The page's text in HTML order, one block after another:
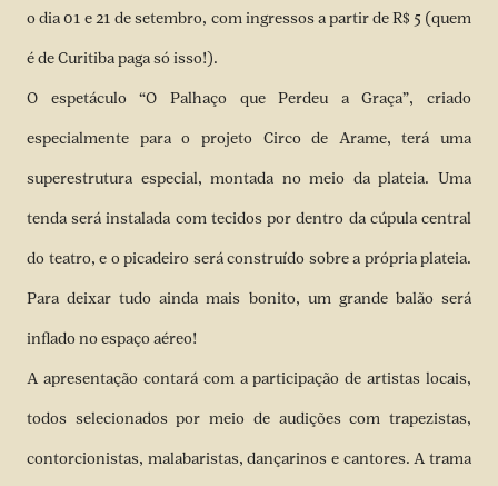
o dia 01 e 21 de setembro, com ingressos a partir de R$ 5 (quem
é de Curitiba paga só isso!).
O espetáculo “O Palhaço que Perdeu a Graça”, criado
especialmente para o projeto Circo de Arame, terá uma
superestrutura especial, montada no meio da plateia. Uma
tenda será instalada com tecidos por dentro da cúpula central
do teatro, e o picadeiro será construído sobre a própria plateia.
Para deixar tudo ainda mais bonito, um grande balão será
inflado no espaço aéreo!
A apresentação contará com a participação de artistas locais,
todos selecionados por meio de audições com trapezistas,
contorcionistas, malabaristas, dançarinos e cantores. A trama